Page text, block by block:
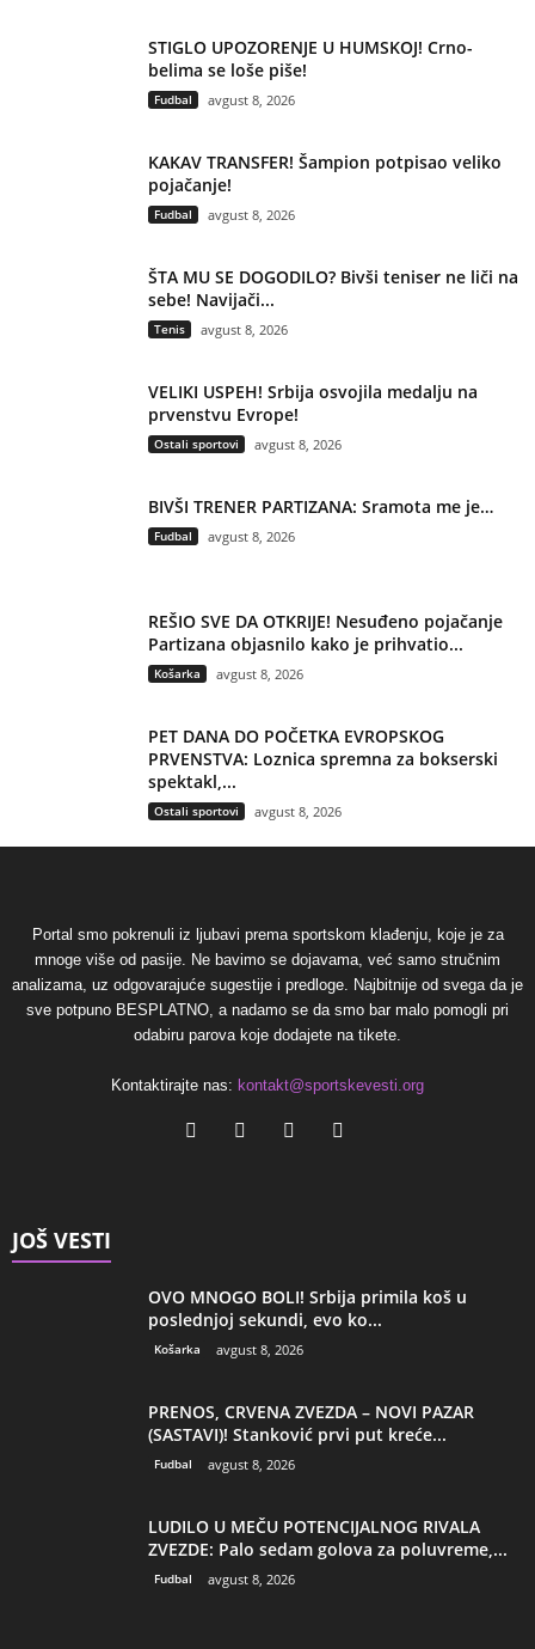
STIGLO UPOZORENJE U HUMSKOJ! Crno-
belima se loše piše!
Fudbal avgust 8, 2026
KAKAV TRANSFER! Šampion potpisao veliko
pojačanje!
Fudbal avgust 8, 2026
ŠTA MU SE DOGODILO? Bivši teniser ne liči na
sebe! Navijači...
Tenis avgust 8, 2026
VELIKI USPEH! Srbija osvojila medalju na
prvenstvu Evrope!
Ostali sportovi avgust 8, 2026
BIVŠI TRENER PARTIZANA: Sramota me je…
Fudbal avgust 8, 2026
REŠIO SVE DA OTKRIJE! Nesuđeno pojačanje
Partizana objasnilo kako je prihvatio...
Košarka avgust 8, 2026
PET DANA DO POČETKA EVROPSKOG
PRVENSTVA: Loznica spremna za bokserski
spektakl,...
Ostali sportovi avgust 8, 2026
Portal smo pokrenuli iz ljubavi prema sportskom klađenju, koje je za
mnoge više od pasije. Ne bavimo se dojavama, već samo stručnim
analizama, uz odgovarajuće sugestije i predloge. Najbitnije od svega da je
sve potpuno BESPLATNO, a nadamo se da smo bar malo pomogli pri
odabiru parova koje dodajete na tikete.
Kontaktirajte nas: kontakt@sportskevesti.org
JOŠ VESTI
OVO MNOGO BOLI! Srbija primila koš u
poslednjoj sekundi, evo ko...
Košarka avgust 8, 2026
PRENOS, CRVENA ZVEZDA – NOVI PAZAR
(SASTAVI)! Stanković prvi put kreće...
Fudbal avgust 8, 2026
LUDILO U MEČU POTENCIJALNOG RIVALA
ZVEZDE: Palo sedam golova za poluvreme,...
Fudbal avgust 8, 2026